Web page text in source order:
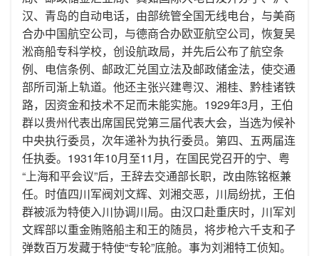
汉、青岛的自动电话，由部统管全国无线电台，与美商
合办中国航空公司，与德商合办欧亚航空公司，恢复吴
淞商船专科学校，创设航政局，并先后公布了航空条
例、电信条例、邮政汇兑国立法及邮政储金法，使交通
部所司渐上轨道。他还主张兴建粤汉、湘桂、黔桂诸铁
路，因资金和技术不足而未能实施。1929年3月，王伯
群以贵州代表出席国民党第三届代表大会，当选为候补
中央执行委员，次年递补为执行委员。第四、五两届连
任执委。1931年10月至11月，在国民党召开的宁、粤
“上海和平会议”后，王辞去交通部长职，改由陈铭枢兼
任。时值四川军阀刘文辉、刘湘交恶，川局纷扰，王伯
群被派为特使入川协调川局。由汉口赴重庆时，川军刘
文辉部以重金贿赂船主和王的随员，将步枪六千支和子
弹数百万发藏于特使“专轮”底舱。事为刘湘特工侦知。